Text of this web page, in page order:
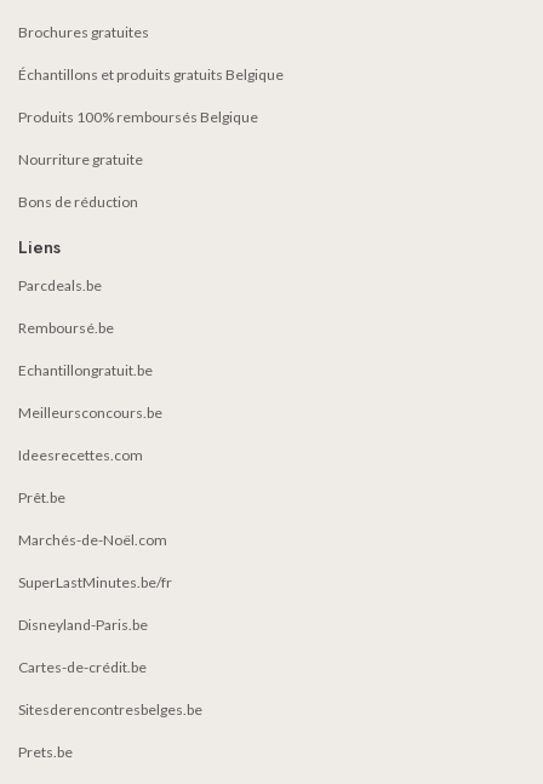
Brochures gratuites
Échantillons et produits gratuits Belgique
Produits 100% remboursés Belgique
Nourriture gratuite
Bons de réduction
Liens
Parcdeals.be
Remboursé.be
Echantillongratuit.be
Meilleursconcours.be
Ideesrecettes.com
Prêt.be
Marchés-de-Noël.com
SuperLastMinutes.be/fr
Disneyland-Paris.be
Cartes-de-crédit.be
Sitesderencontresbelges.be
Prets.be